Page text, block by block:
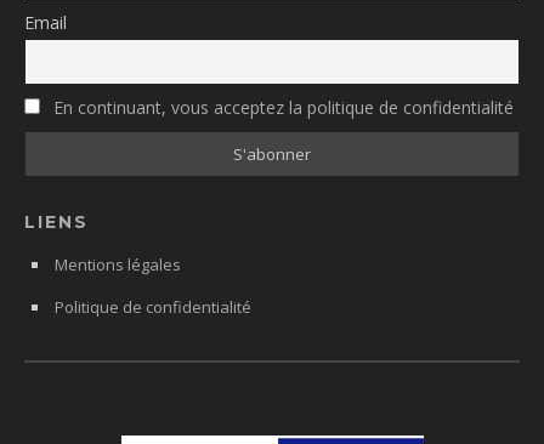
Email
En continuant, vous acceptez la politique de confidentialité
LIENS
Mentions légales
Politique de confidentialité